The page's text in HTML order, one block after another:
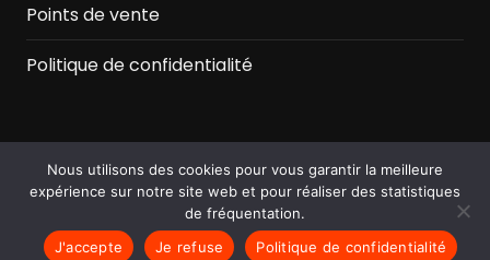
Points de vente
Politique de confidentialité
©2026 Prussian Blue. All Rights Reserved
Nous utilisons des cookies pour vous garantir la meilleure
expérience sur notre site web et pour réaliser des statistiques
de fréquentation.
J'accepte
Je refuse Politique de confidentialité